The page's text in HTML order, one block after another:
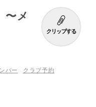
メ
クリップする
バー
クラブ予約